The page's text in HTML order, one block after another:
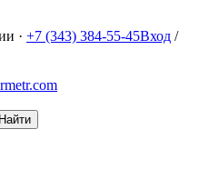
· +7 (343) 384-55-45Вход /
Найти